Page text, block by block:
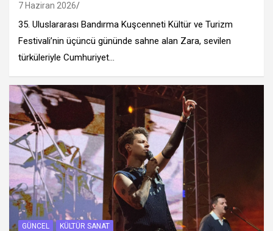
7 Haziran 2026
35.⁠ ⁠Uluslararası Bandırma Kuşcenneti Kültür ve Turizm
Festivali’nin üçüncü gününde sahne alan Zara, sevilen
türküleriyle Cumhuriyet…
GÜNCEL KÜLTÜR SANAT